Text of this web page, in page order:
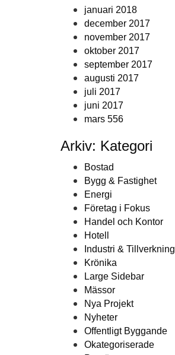
januari 2018
december 2017
november 2017
oktober 2017
september 2017
augusti 2017
juli 2017
juni 2017
mars 556
Arkiv: Kategori
Bostad
Bygg & Fastighet
Energi
Företag i Fokus
Handel och Kontor
Hotell
Industri & Tillverkning
Krönika
Large Sidebar
Mässor
Nya Projekt
Nyheter
Offentligt Byggande
Okategoriserade